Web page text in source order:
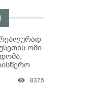
ომი
8375